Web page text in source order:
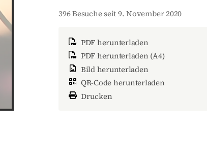
396 Besuche seit 9. November 2020
PDF herunterladen
PDF herunterladen (A4)
Bild herunterladen
QR-Code herunterladen
Drucken